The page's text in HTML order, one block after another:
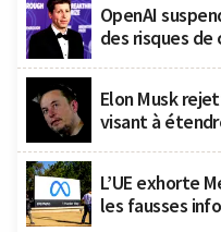
OpenAI
des risques
Elon Musk
visant à
L’UE exhorte
les fausses